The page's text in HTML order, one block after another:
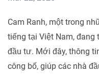
Cam Ranh, một trong
tiếng tại Việt Nam,
đầu tư. Mới đây, thông
công bố, giúp các nhà